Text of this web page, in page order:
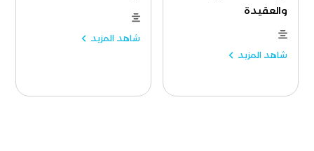
والعقيدة
شاهد المزيد
شاهد المزيد